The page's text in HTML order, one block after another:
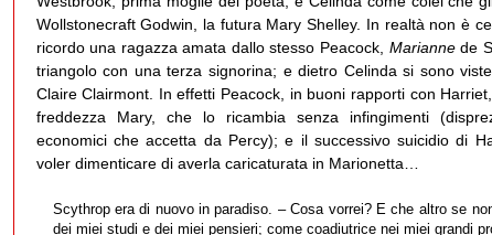
Wollstonecraft Godwin, la futura Mary Shelley. In realtà non è
ricordo una ragazza amata dallo stesso Peacock, Mariannede
triangolo con una terza signorina; e dietro Celinda si sono
Claire Clairmont. In effetti Peacock, in buoni rapporti con
freddezza Mary, che lo ricambia senza infingimenti
economici che accetta da Percy); e il successivo suicidio di
voler dimenticare di averla caricaturata in Marionetta…
Scythrop era di nuovo in paradiso. – Cosa vorrei? E che altro se
dei miei studi e dei miei pensieri; come coadiutrice nei miei grandi